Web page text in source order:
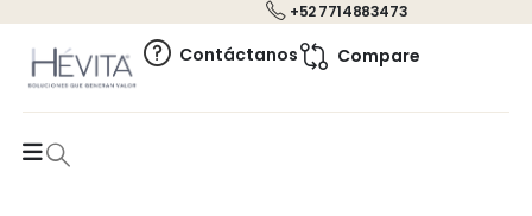
+52 7714883473
Contáctanos Compare